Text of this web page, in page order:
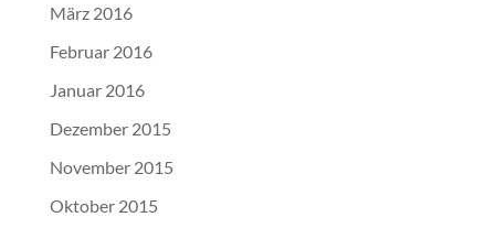
März 2016
Februar 2016
Januar 2016
Dezember 2015
November 2015
Oktober 2015